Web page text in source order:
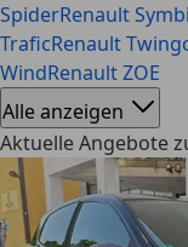
SpiderRenault
TraficRenault
WindRenault ZOE
Alle anzeigen
Aktuelle Angebote